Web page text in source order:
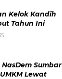
Kelok Kandih
Tahun Ini
NasDem Sumbar
Lewat